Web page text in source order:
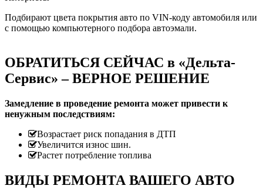
Подбирают цвета покрытия авто по VIN-коду автомобиля или
с помощью компьютерного подбора автоэмали.
ОБРАТИТЬСЯ СЕЙЧАС в «Дельта-
Сервис» – ВЕРНОЕ РЕШЕНИЕ
Замедление в проведение ремонта может привести к
ненужным последствиям:
Возрастает риск попадания в ДТП
Увеличится износ шин.
Растет потребление топлива
ВИДЫ РЕМОНТА ВАШЕГО АВТО